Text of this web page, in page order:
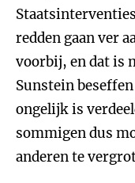
redden gaan ver
voorbij, en dat is
Sunstein
ongelijk is
sommigen dus
anderen te